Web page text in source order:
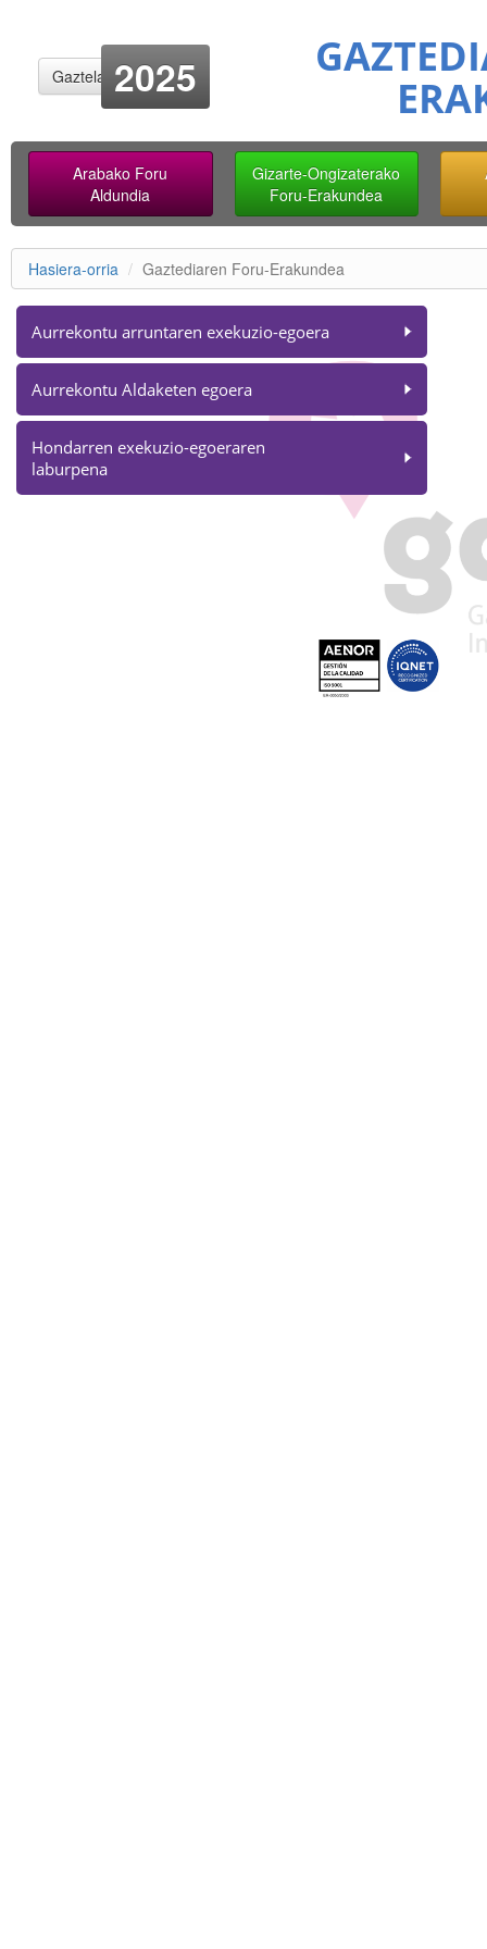
Gaztelania2025
Arabako Foru
Aldundia
Gizarte-Ongizaterako
Foru-Erakundea
Hasiera-orria Gaztediaren Foru-Erakundea
Aurrekontu arruntaren exekuzio-egoera
Aurrekontu Aldaketen egoera
Hondarren exekuzio-egoeraren
laburpena